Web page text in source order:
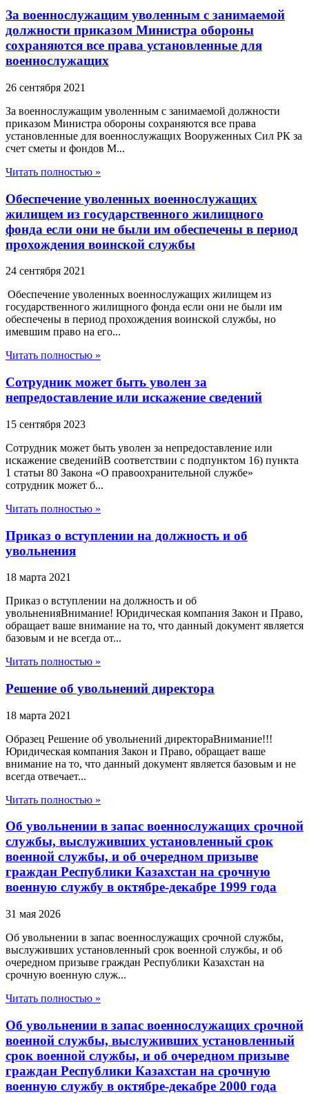
За военнослужащим уволенным с занимаемой
должности приказом Министра обороны
сохраняются все права установленные для
военнослужащих
26 сентября 2021
За военнослужащим уволенным с занимаемой должности
приказом Министра обороны сохраняются все права
установленные для военнослужащих Вооруженных Сил РК за
счет сметы и фондов М...
Читать полностью »
Обеспечение уволенных военнослужащих
жилищем из государственного жилищного
фонда если они не были им обеспечены в период
прохождения воинской службы
24 сентября 2021
Обеспечение уволенных военнослужащих жилищем из
государственного жилищного фонда если они не были им
обеспечены в период прохождения воинской службы, но
имевшим право на его...
Читать полностью »
Сотрудник может быть уволен за
непредоставление или искажение сведений
15 сентября 2023
Сотрудник может быть уволен за непредоставление или
искажение сведенийВ соответствии с подпунктом 16) пункта
1 статьи 80 Закона «О правоохранительной службе»
сотрудник может б...
Читать полностью »
Приказ о вступлении на должность и об
увольнения
18 марта 2021
Приказ о вступлении на должность и об
увольненияВнимание! Юридическая компания Закон и Право,
обращает ваше внимание на то, что данный документ является
базовым и не всегда от...
Читать полностью »
Решение об увольнений директора
18 марта 2021
Образец Решение об увольнений директораВнимание!!!
Юридическая компания Закон и Право, обращает ваше
внимание на то, что данный документ является базовым и не
всегда отвечает...
Читать полностью »
Об увольнении в запас военнослужащих срочной
службы, выслуживших установленный срок
военной службы, и об очередном призыве
граждан Республики Казахстан на срочную
военную службу в октябре-декабре 1999 года
31 мая 2026
Об увольнении в запас военнослужащих срочной службы,
выслуживших установленный срок военной службы, и об
очередном призыве граждан Республики Казахстан на
срочную военную служ...
Читать полностью »
Об увольнении в запас военнослужащих срочной
военной службы, выслуживших установленный
срок военной службы, и об очередном призыве
граждан Республики Казахстан на срочную
военную службу в октябре-декабре 2000 года